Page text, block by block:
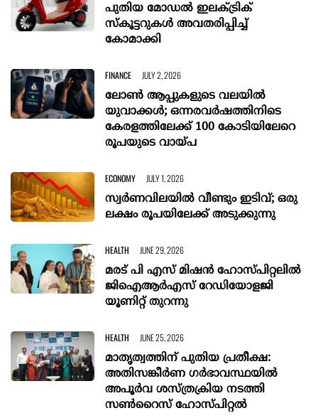
പുതിയ മോഡൽ ഇലക്ട്രിക്
സ്കൂട്ടറുകൾ അവതരിപ്പിച്ച്
കോമാക്കി
FINANCE JULY 2, 2026
ലോൺ ആപ്പുകളുടെ വലയിൽ
യുവാക്കൾ; ഒന്നരവർഷത്തിനിടെ
കേരളത്തിലേക്ക് 100 കോടിയിലേറെ
രൂപയുടെ വായ്പ
ECONOMY JULY 1, 2026
സ്വർണവിലയിൽ വീണ്ടും ഇടിവ്; ഒരു
ലക്ഷം രൂപയിലേക്ക് അടുക്കുന്നു
HEALTH JUNE 29, 2026
മരട് പി എസ് മിഷന്‍ ഹോസ്പിറ്റലില്‍
ജിഐആര്‍എസ് റേഡിയോളജി
യൂണിറ്റ് തുറന്നു
HEALTH JUNE 25, 2026
മാതൃത്വത്തിന് പുതിയ പ്രതീക്ഷ:
അതിസങ്കീർണ ഗർഭാവസ്ഥയിൽ
അപൂർവ ശസ്ത്രക്രിയ നടത്തി
സൺറൈസ് ഹോസ്പിറ്റൽ